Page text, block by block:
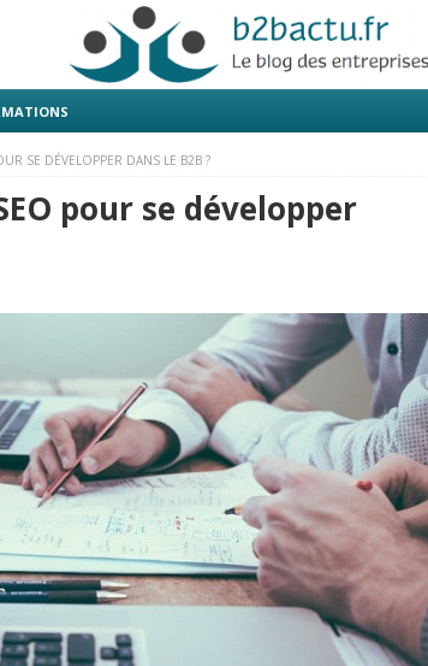
SE DÉVELOPPER DANS LE B2B ?
pour se développer